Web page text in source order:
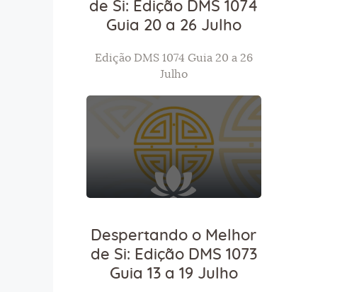
de Si: Edição DMS 1074
Guia 20 a 26 Julho
Edição DMS 1074 Guia 20 a 26
Julho
Despertando o Melhor
de Si: Edição DMS 1073
Guia 13 a 19 Julho